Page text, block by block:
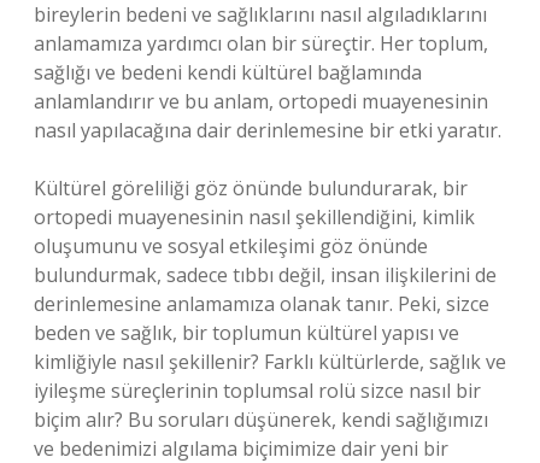
bireylerin bedeni ve sağlıklarını nasıl algıladıklarını
anlamamıza yardımcı olan bir süreçtir. Her toplum,
sağlığı ve bedeni kendi kültürel bağlamında
anlamlandırır ve bu anlam, ortopedi muayenesinin
nasıl yapılacağına dair derinlemesine bir etki yaratır.
Kültürel göreliliği göz önünde bulundurarak, bir
ortopedi muayenesinin nasıl şekillendiğini, kimlik
oluşumunu ve sosyal etkileşimi göz önünde
bulundurmak, sadece tıbbı değil, insan ilişkilerini de
derinlemesine anlamamıza olanak tanır. Peki, sizce
beden ve sağlık, bir toplumun kültürel yapısı ve
kimliğiyle nasıl şekillenir? Farklı kültürlerde, sağlık ve
iyileşme süreçlerinin toplumsal rolü sizce nasıl bir
biçim alır? Bu soruları düşünerek, kendi sağlığımızı
ve bedenimizi algılama biçimimize dair yeni bir